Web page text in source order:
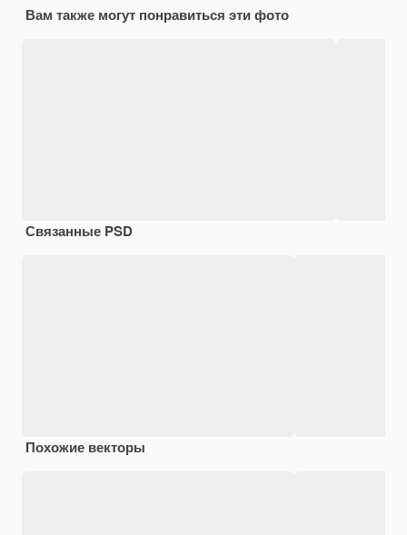
Вам также могут понравиться эти фото
Связанные PSD
Похожие векторы